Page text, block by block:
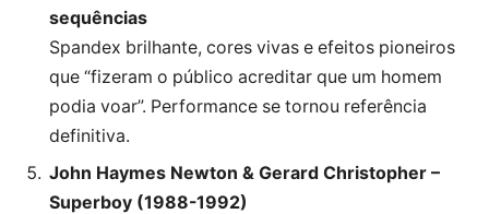
sequências
Spandex brilhante, cores vivas e efeitos pioneiros
que “fizeram o público acreditar que um homem
podia voar”. Performance se tornou referência
definitiva.
John Haymes Newton & Gerard Christopher –
Superboy (1988-1992)